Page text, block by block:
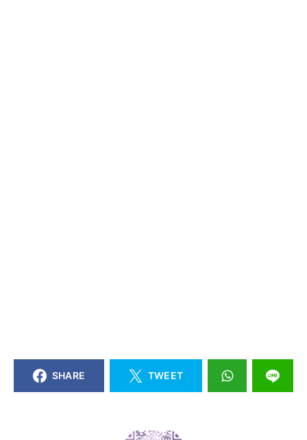
SHARE TWEET